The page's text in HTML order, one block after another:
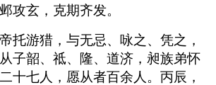
攻玄，克期齐发。
托游猎，与无忌、咏之、凭之，
子韶、祗、隆、道济，昶族弟怀
十七人，愿从者百余人。丙辰，